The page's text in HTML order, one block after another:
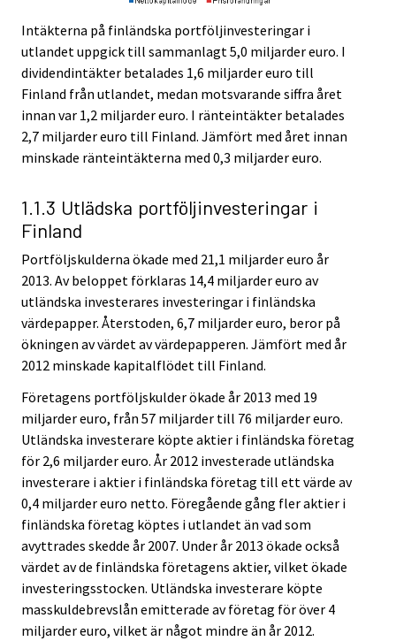
Intäkterna på finländska portföljinvesteringar i
utlandet uppgick till sammanlagt 5,0 miljarder euro. I
dividendintäkter betalades 1,6 miljarder euro till
Finland från utlandet, medan motsvarande siffra året
innan var 1,2 miljarder euro. I ränteintäkter betalades
2,7 miljarder euro till Finland. Jämfört med året innan
minskade ränteintäkterna med 0,3 miljarder euro.
1.1.3 Utlädska portföljinvesteringar i
Finland
Portföljskulderna ökade med 21,1 miljarder euro år
2013. Av beloppet förklaras 14,4 miljarder euro av
utländska investerares investeringar i finländska
värdepapper. Återstoden, 6,7 miljarder euro, beror på
ökningen av värdet av värdepapperen. Jämfört med år
2012 minskade kapitalflödet till Finland.
Företagens portföljskulder ökade år 2013 med 19
miljarder euro, från 57 miljarder till 76 miljarder euro.
Utländska investerare köpte aktier i finländska företag
för 2,6 miljarder euro. År 2012 investerade utländska
investerare i aktier i finländska företag till ett värde av
0,4 miljarder euro netto. Föregående gång fler aktier i
finländska företag köptes i utlandet än vad som
avyttrades skedde år 2007. Under år 2013 ökade också
värdet av de finländska företagens aktier, vilket ökade
investeringsstocken. Utländska investerare köpte
masskuldebrevslån emitterade av företag för över 4
miljarder euro, vilket är något mindre än år 2012.